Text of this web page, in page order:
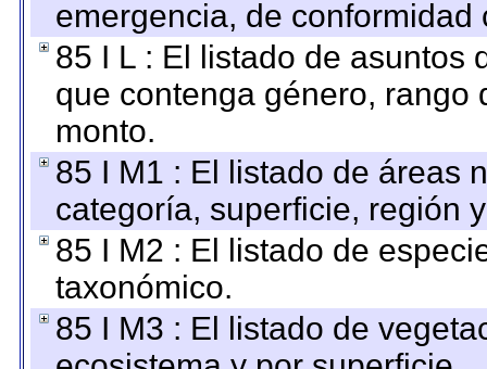
emergencia, de
85 I L : El listado de asuntos
que contenga género, rango
monto.
85 I M1 : El listado de áreas
categoría, superficie, región
85 I M2 : El listado de
taxonómico.
85 I M3 : El listado de